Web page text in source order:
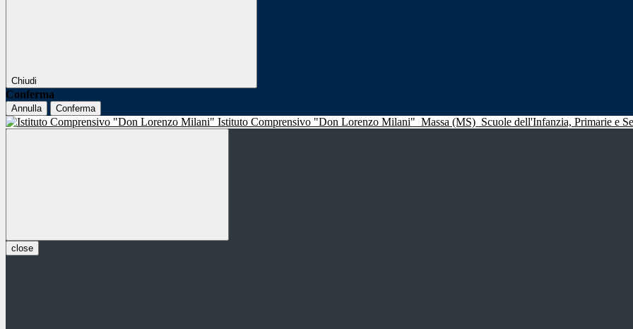
Chiudi
Conferma
Annulla Conferma
Istituto Comprensivo "Don Lorenzo Milani" Massa (MS) Scuole dell'Infanzia, Primarie e
close